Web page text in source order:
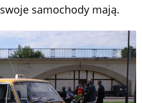
samochody mają.